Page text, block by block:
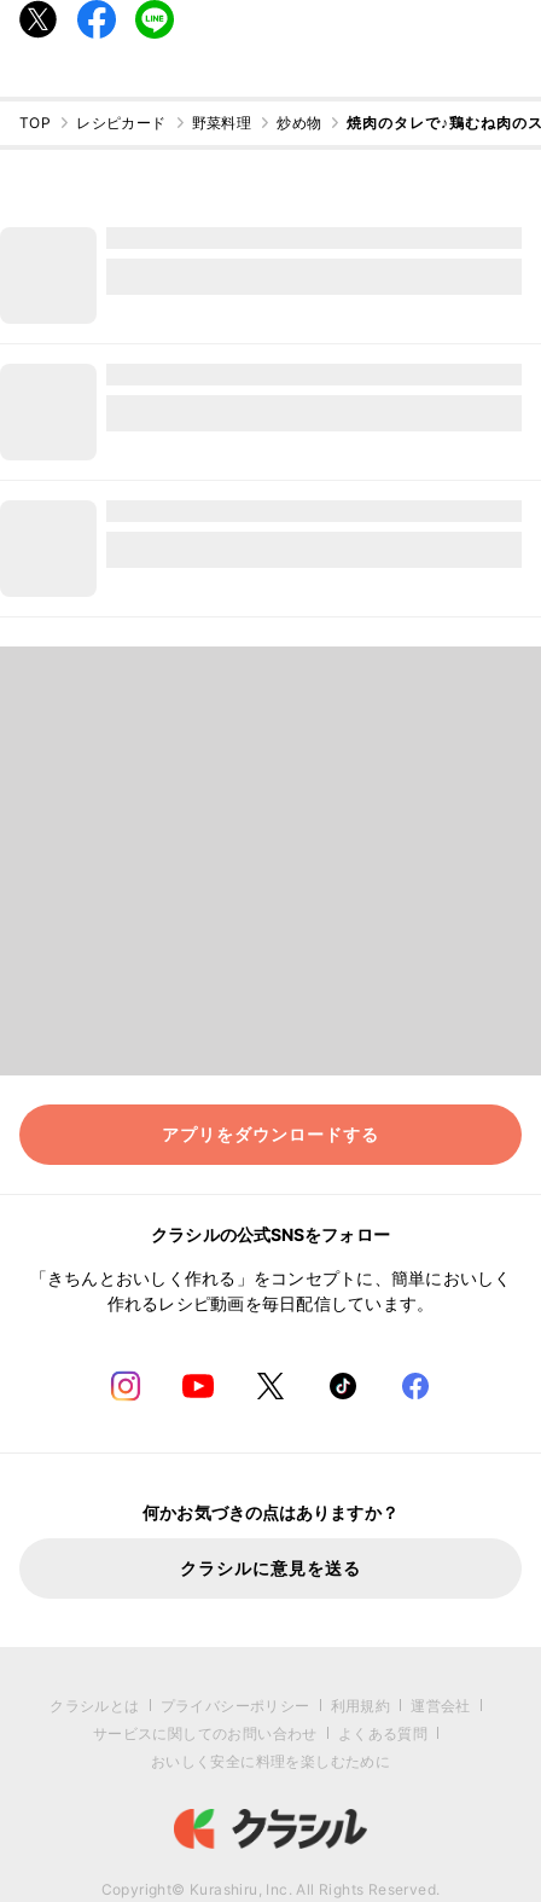
TOP レシピカード 野菜料理 炒め物 焼肉のタレで♪鶏むね肉の
アプリをダウンロードする
クラシルの公式SNSをフォロー
「きちんとおいしく作れる」をコンセプトに、簡単においしく
作れるレシピ動画を毎日配信しています。
何かお気づきの点はありますか？
クラシルに意見を送る
クラシルとは プライバシーポリシー 利用規約
運営会社
サービスに関してのお問い合わせ
よくある質問
おいしく安全に料理を楽しむために
Copyright© Kurashiru, Inc. All Rights Reserved.